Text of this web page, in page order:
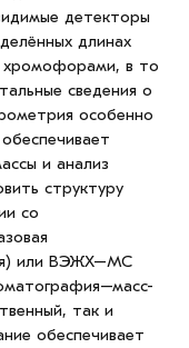
детекторы
длинах
хромофорами, в то
сведения о
особенно
и анализ
структуру
со
или ВЭЖХ–МС
так и
обеспечивает